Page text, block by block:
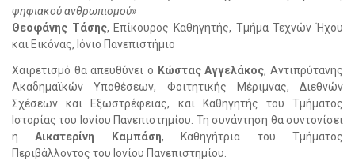
ψηφιακού ανθρωπισμού»
Θεοφάνης Τάσης, Επίκουρος Καθηγητής, Τμήμα Τεχνών Ήχου
και Εικόνας, Ιόνιο Πανεπιστήμιο
Χαιρετισμό θα απευθύνει ο Κώστας Αγγελάκος, Αντιπρύτανης
Ακαδημαϊκών Υποθέσεων, Φοιτητικής Μέριμνας, Διεθνών
Σχέσεων και Εξωστρέφειας, και Καθηγητής του Τμήματος
Ιστορίας του Ιονίου Πανεπιστημίου. Τη συνάντηση θα συντονίσει
ηΑικατερίνη Καμπάση, Καθηγήτρια του Τμήματος
Περιβάλλοντος του Ιονίου Πανεπιστημίου.